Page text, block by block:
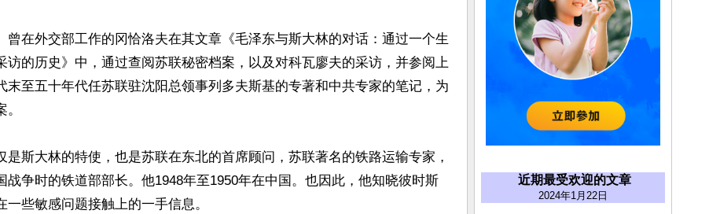
曾在外交部工作的冈恰洛夫在其文章《毛泽东与斯大林的对话：通过一个生
访的历史》中，通过查阅苏联秘密档案，以及对科瓦廖夫的采访，并参阅上
末至五十年代任苏联驻沈阳总领事列多夫斯基的专著和中共专家的笔记，为
是斯大林的特使，也是苏联在东北的首席顾问，苏联著名的铁路运输专家，
战争时的铁道部部长。他1948年至1950年在中国。也因此，他知晓彼时斯
一些敏感问题接触上的一手信息。
近期最受欢迎的文章
2024年1月22日